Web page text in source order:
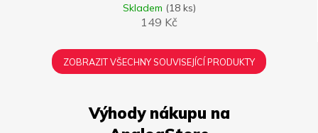
Skladem (18 ks)
149 Kč
ZOBRAZIT VŠECHNY SOUVISEJÍCÍ PRODUKTY